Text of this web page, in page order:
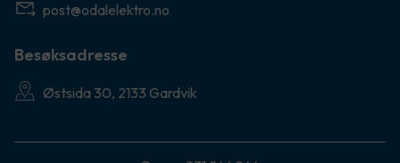
post@odalelektro.no
Besøksadresse
Østsida 30, 2133 Gardvik